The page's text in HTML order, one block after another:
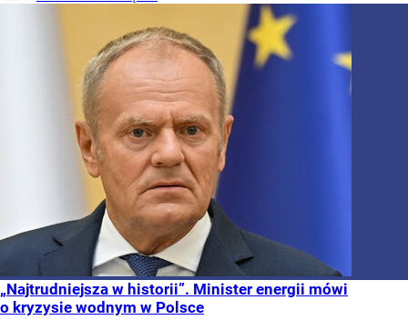
„Najtrudniejsza w historii”. Minister energii mówi
o kryzysie wodnym w Polsce